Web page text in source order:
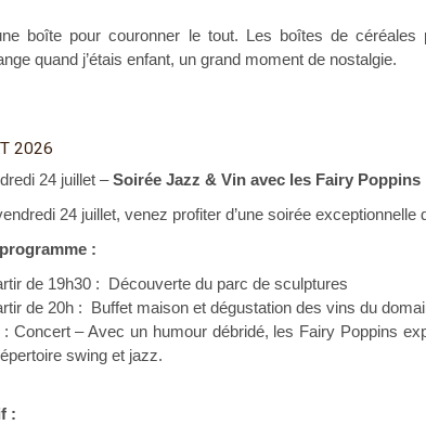
boîte pour couronner le tout. Les boîtes de céréales
quand j’étais enfant, un grand moment de nostalgie.
2026
24 juillet –Soirée Jazz & Vin avec les Fairy Poppins
24 juillet, venez profiter d’une soirée
:
de 19h30 : Découverte du parc de sculptures
de 20h : Buffet maison et dégustation des vins du
: Concert – Avec un humour débridé, les Fairy Poppins
swing et jazz.
: